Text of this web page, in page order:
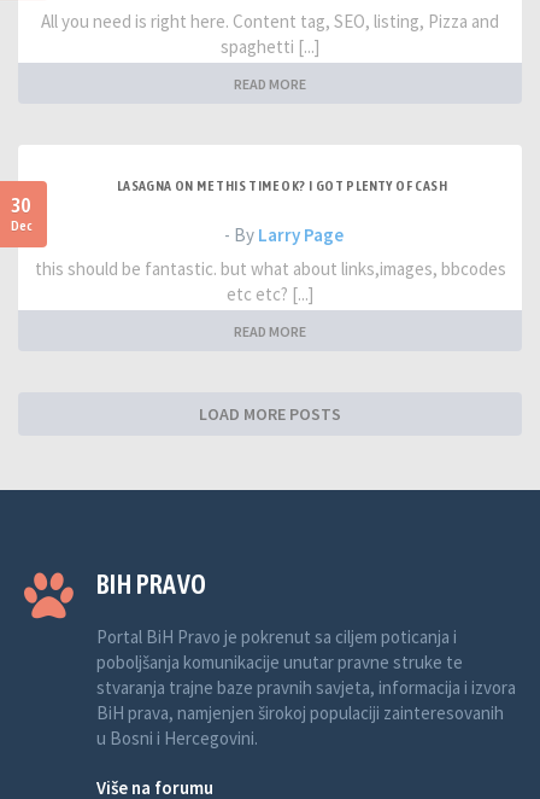
All you need is right here. Content tag, SEO, listing, Pizza and
spaghetti [...]
READ MORE
30
Dec
LASAGNA ON ME THIS TIME OK? I GOT PLENTY OF CASH
- By Larry Page
this should be fantastic. but what about links,images, bbcodes
etc etc? [...]
READ MORE
LOAD MORE POSTS
BIH PRAVO
Portal BiH Pravo je pokrenut sa ciljem poticanja i
poboljšanja komunikacije unutar pravne struke te
stvaranja trajne baze pravnih savjeta, informacija i izvora
BiH prava, namjenjen širokoj populaciji zainteresovanih
u Bosni i Hercegovini.
Više na forumu